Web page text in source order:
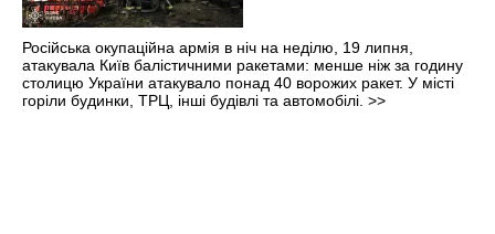
Російська окупаційна армія в ніч на неділю, 19 липня,
атакувала Київ балістичними ракетами: менше ніж за годину
столицю України атакувало понад 40 ворожих ракет. У місті
горіли будинки, ТРЦ, інші будівлі та автомобілі. >>